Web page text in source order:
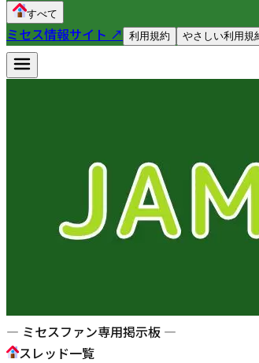
すべて
ミセス情報サイト ↗ 利用規約 やさしい利用規
— ミセスファン専用掲示板 —
スレッド一覧